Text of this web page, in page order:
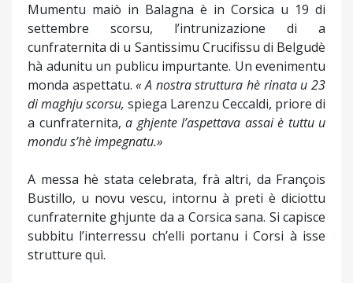
Mumentu maiò in Balagna è in Corsica u 19 di
settembre scorsu, l’intrunizazione di a
cunfraternita di u Santissimu Crucifissu di Belgudè
hà adunitu un publicu impurtante. Un evenimentu
monda aspettatu.« A nostra struttura hè rinata u 23
di maghju scorsu, spiega Larenzu Ceccaldi, priore di
a cunfraternita, a ghjente l’aspettava assai è tuttu u
mondu s’hè impegnatu.»
A messa hè stata celebrata, frà altri, da François
Bustillo, u novu vescu, intornu à preti è diciottu
cunfraternite ghjunte da a Corsica sana. Si capisce
subbitu l’interressu ch’elli portanu i Corsi à isse
strutture quì.